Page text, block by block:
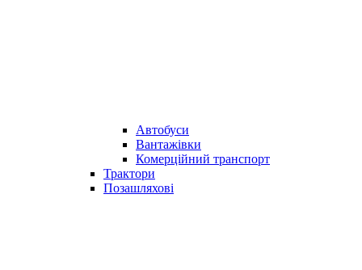
Автобуси
Вантажівки
Комерційний транспорт
Трактори
Позашляхові